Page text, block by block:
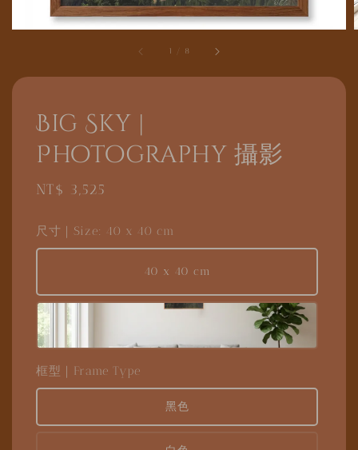
1 8
Big Sky |
Photography 攝影
Regular
NT$ 3,525
尺寸｜Size: 40 x 40 cm
40 x 40 cm
框型｜Frame Type
黑色